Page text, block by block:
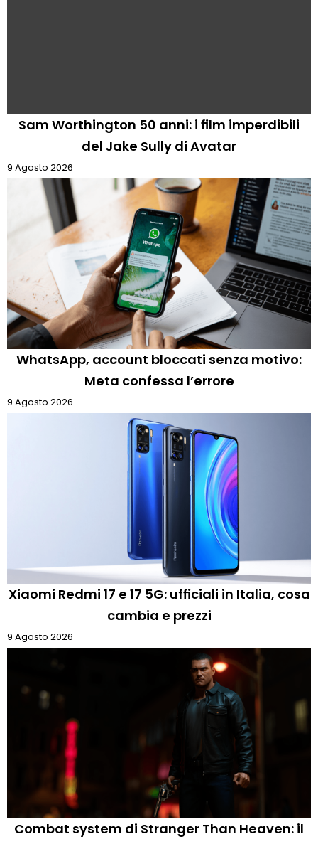
Sam Worthington 50 anni: i film imperdibili
del Jake Sully di Avatar
9 Agosto 2026
WhatsApp, account bloccati senza motivo:
Meta confessa l’errore
9 Agosto 2026
Xiaomi Redmi 17 e 17 5G: ufficiali in Italia, cosa
cambia e prezzi
9 Agosto 2026
Combat system di Stranger Than Heaven: il